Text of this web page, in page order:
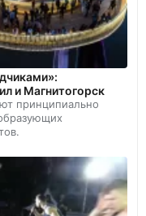
и Магнитогорск
принципиально